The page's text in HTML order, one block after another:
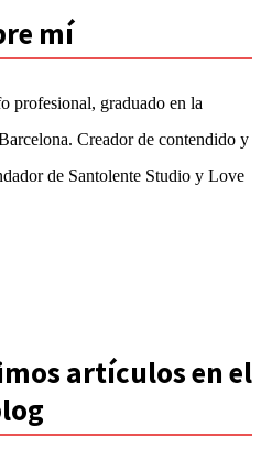
mí
profesional, graduado en la
Creador de contendido y
de Santolente Studio y Love
artículos en el